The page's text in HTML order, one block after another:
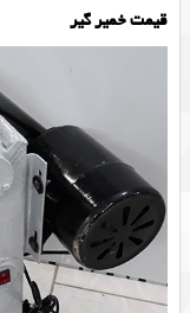
قیمت خمیر گیر